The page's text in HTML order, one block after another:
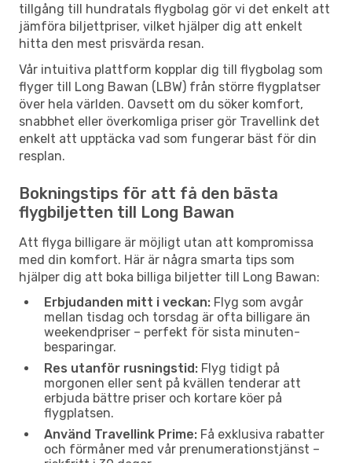
tillgång till hundratals flygbolag gör vi det enkelt att
jämföra biljettpriser, vilket hjälper dig att enkelt
hitta den mest prisvärda resan.
Vår intuitiva plattform kopplar dig till flygbolag som
flyger till Long Bawan (LBW) från större flygplatser
över hela världen. Oavsett om du söker komfort,
snabbhet eller överkomliga priser gör Travellink det
enkelt att upptäcka vad som fungerar bäst för din
resplan.
Bokningstips för att få den bästa
flygbiljetten till Long Bawan
Att flyga billigare är möjligt utan att kompromissa
med din komfort. Här är några smarta tips som
hjälper dig att boka billiga biljetter till Long Bawan:
Erbjudanden mitt i veckan: Flyg som avgår
mellan tisdag och torsdag är ofta billigare än
weekendpriser – perfekt för sista minuten-
besparingar.
Res utanför rusningstid: Flyg tidigt på
morgonen eller sent på kvällen tenderar att
erbjuda bättre priser och kortare köer på
flygplatsen.
Använd Travellink Prime: Få exklusiva rabatter
och förmåner med vår prenumerationstjänst –